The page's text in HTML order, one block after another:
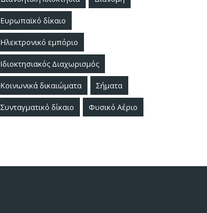
Ευρωπαϊκό δίκαιο
Ηλεκτρονικό εμπόριο
Ιδιοκτησιακός Διαχωρισμός
Κοινωνικά δικαιώματα Σήματα
Συνταγματικό δίκαιο Φυσικό Αέριο